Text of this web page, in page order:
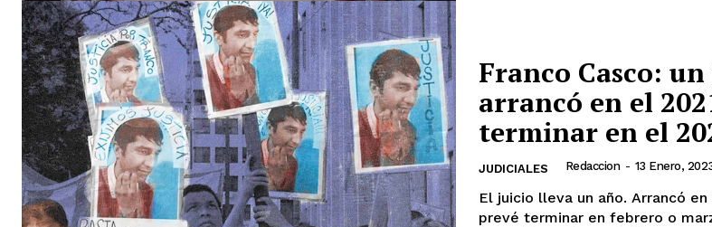
Franco Casco:
arrancó en el
terminar en el
JUDICIALES Redaccion - 13 Enero,
El juicio lleva un año. Arrancó
prevé terminar en febrero o